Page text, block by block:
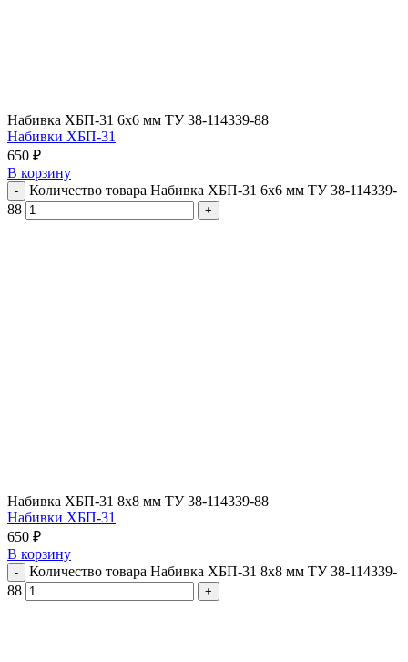
Набивка ХБП-31 6х6 мм ТУ 38-114339-88
Набивки ХБП-31
650 ₽
В корзину
Количество товара Набивка ХБП-31 6х6 мм ТУ 38-114339-
88
Набивка ХБП-31 8х8 мм ТУ 38-114339-88
Набивки ХБП-31
650 ₽
В корзину
Количество товара Набивка ХБП-31 8х8 мм ТУ 38-114339-
88